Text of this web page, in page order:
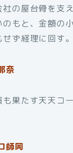
社の屋台骨を支
のもと、金額の
ず経理に回す。
奈
も果たす天天コ
師岡